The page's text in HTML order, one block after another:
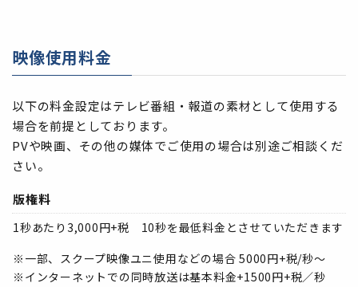
映像使用料金
以下の料金設定はテレビ番組・報道の素材として使用する
場合を前提としております。
PVや映画、その他の媒体でご使用の場合は別途ご相談くだ
さい。
版権料
1秒あたり3,000円+税 10秒を最低料金とさせていただきます
※一部、スクープ映像ユニ使用などの場合 5000円+税/秒～
※インターネットでの同時放送は基本料金+1500円+税／秒